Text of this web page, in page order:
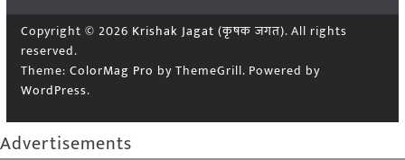
Copyright © 2026 Krishak Jagat (कृषक जगत). All rights
reserved.
Theme: ColorMag Pro by ThemeGrill. Powered by
WordPress.
Advertisements